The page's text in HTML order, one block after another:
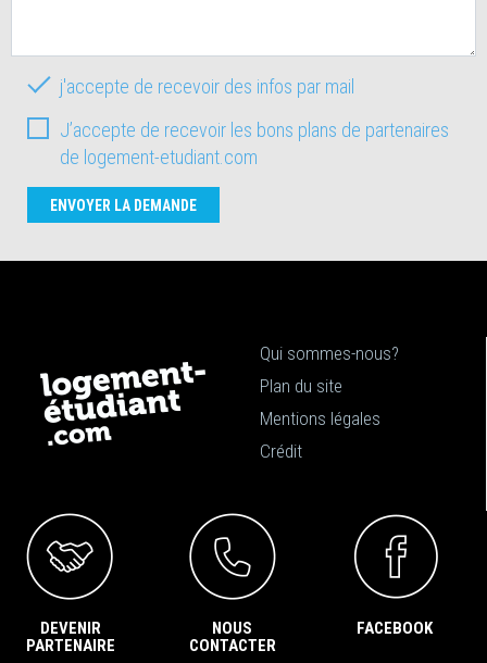
j'accepte de recevoir des infos par mail
J’accepte de recevoir les bons plans de partenaires
de logement-etudiant.com
ENVOYER LA DEMANDE
Qui sommes-nous?
Plan du site
Mentions légales
Crédit
DEVENIR
PARTENAIRE
NOUS
CONTACTER
FACEBOOK